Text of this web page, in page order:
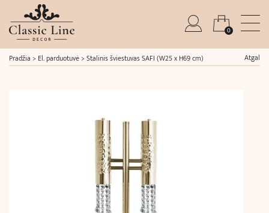
0
Pradžia > El. parduotuvė> Stalinis šviestuvas SAFI (W25 x H69 cm) Atgal